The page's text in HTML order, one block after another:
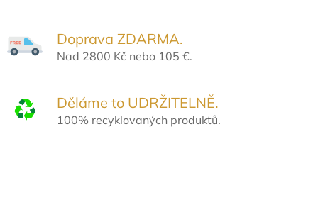
Doprava ZDARMA.
Nad 2800 Kč nebo 105 €.
Děláme to UDRŽITELNĚ.
100% recyklovaných produktů.